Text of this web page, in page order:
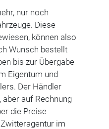
nur noch
Diese
können also
Wunsch bestellt
bis zur Übergabe
Eigentum und
Der Händler
auf Rechnung
die Preise
im